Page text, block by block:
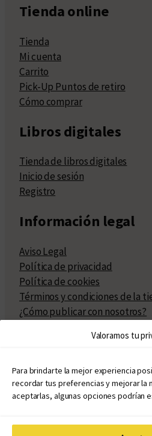
Valoramos tu
Para brindarte la mejor experiencia
recordar tus preferencias y mejorar la
aceptarlas, algunas opciones podrían
Tienda online
Tienda
Mi cuenta
Carrito
Pick-Up Puntos de retiro
Cómo comprar
Libros digitales
Tienda de libros digitales
Inicio de sesión
Registro
Información legal
Aviso Legal
Política de privacidad
Política de cookies
Términos y condiciones de la
¿Cómo publicar con nosotros?
Políticas de publicación
Políticas de coedición
Atribuciones